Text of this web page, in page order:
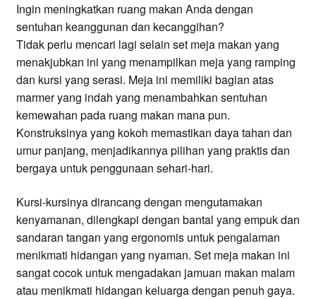
Ingin meningkatkan ruang makan Anda dengan
sentuhan keanggunan dan kecanggihan?
Tidak perlu mencari lagi selain set meja makan yang
menakjubkan ini yang menampilkan meja yang ramping
dan kursi yang serasi. Meja ini memiliki bagian atas
marmer yang indah yang menambahkan sentuhan
kemewahan pada ruang makan mana pun.
Konstruksinya yang kokoh memastikan daya tahan dan
umur panjang, menjadikannya pilihan yang praktis dan
bergaya untuk penggunaan sehari-hari.
Kursi-kursinya dirancang dengan mengutamakan
kenyamanan, dilengkapi dengan bantal yang empuk dan
sandaran tangan yang ergonomis untuk pengalaman
menikmati hidangan yang nyaman. Set meja makan ini
sangat cocok untuk mengadakan jamuan makan malam
atau menikmati hidangan keluarga dengan penuh gaya.